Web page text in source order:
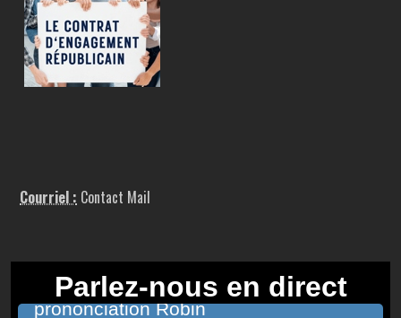
Courriel : Contact Mail